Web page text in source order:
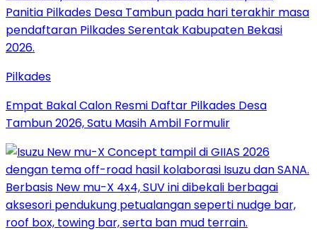
Pilkades
Empat Bakal Calon Resmi Daftar Pilkades Desa
Tambun 2026, Satu Masih Ambil Formulir